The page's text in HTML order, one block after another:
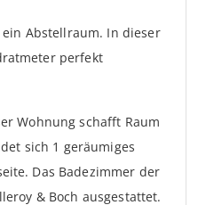
Abstellraum. In dieser
perfekt
Wohnung schafft Raum
sich 1 geräumiges
Das Badezimmer der
& Boch ausgestattet.